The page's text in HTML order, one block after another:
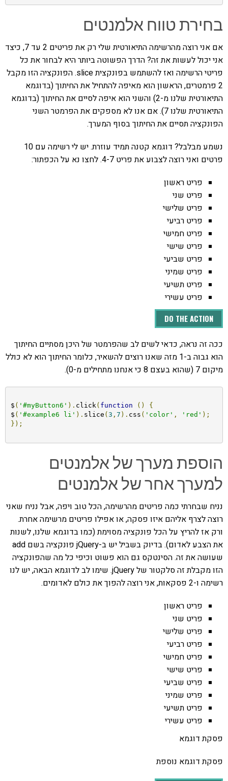
בחירת טווח אלמנטים
אם אני רוצה מהרשימה התיאורטית שלי רק את פריטים 2 עד 7, כיצד
אני יכול לעשות את זה? הדרך הפשוטה ביותר היא לבחור את כל
פריטי הרשימה ואז להשתמש בפונקצית slice. הפונקציה הזו מקבל
2 פרמטרים, הראשון הוא מאיפה להתחיל את החיתוך (בדוגמא
התיאורטית שלנו מ-2) והשני הוא איפה לסיים את החיתוך (בדוגמא
התיאורטית שלנו 7). אם אנו לא מספקים את הפרמטר השני
הפונקציה תסיים את החיתוך בסוף המערך.
נשמע מבלבל? דוגמא קטנה תמיד עוזרת. יש לי רשימה עם 10
פרטים ואני רוצה לצבוע את פריט 4-7. לחצו נא על הכפתור:
פריט ראשון
פריט שני
פריט שלישי
פריט רביעי
פריט חמישי
פריט שישי
פריט שביעי
פריט שמיני
פריט תשיעי
פריט עשירי
DO THE ACTION
ככה זה נראה, כדאי לשים לב שהפרמטר של היכן מסתיים החיתוך
הוא גבוה ב-1 מזה שאנו רוצים להשאיר, כלומר החיתוך הוא לא כולל
מיקום 7 (שהוא בעצם 8 כי אנחנו מתחילים מ-0).
$ ( '#myButton6' ). click( function ()
{
$ ( '#example6 li' ). slice ( 3 , 7 ). css ( 'color' , 'red' );
});
הוספת מערך של אלמנטים
למערך אחר של אלמנטים
נניח שבחרתי כמה פריטים מהרשימה, הכל טוב ויפה, אבל נניח שאני
רוצה לצרף אליהם איזו פסקה, או אפילו פריטים מרשימה אחרת.
ורק אז להריץ על הכל פונקציה מסוימת (כמו בדוגמא שלנו, לשנות
את הצבע לאדום). בדיוק בשביל יש ב-jQuery פונקציה בשם add
שעושה את זה. הסינטקס גם הוא פשוט וכיפי כל מה שהפונקציה
הזו מקבלת זה סלקטור של jQuery. שימו לב לדוגמא הבאה, יש לנו
רשימה ו-2 פסקאות, אני רוצה להפוך את כולם לאדומים.
פריט ראשון
פריט שני
פריט שלישי
פריט רביעי
פריט חמישי
פריט שישי
פריט שביעי
פריט שמיני
פריט תשיעי
פריט עשירי
פסקת דוגמא
פסקת דוגמא נוספת